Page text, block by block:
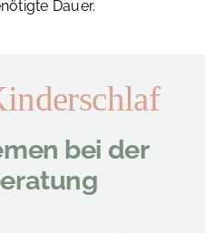
Dauer.
bei der